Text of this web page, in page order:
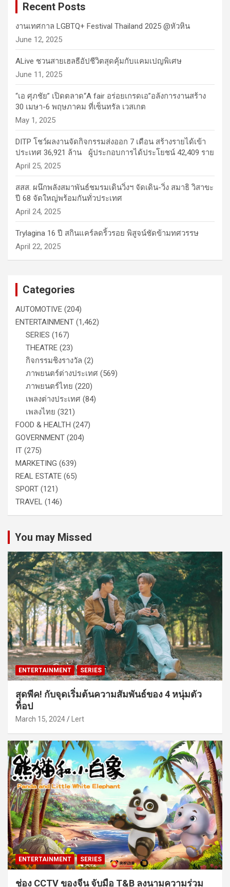
Recent Posts
งานเทศกาล LGBTQ+ Festival Thailand 2025 @หัวหิน
June 12, 2025
ALive ชวนสายเฮลธีอัปชีวิตสุดคุ้มกับแคมเปญพิเศษ
June 11, 2025
“เอ ศุภชัย” เปิดตลาด“A fair อร่อยเกรดเอ”อลังการงานสร้าง
30 เมษา-6 พฤษภาคม ที่เซ็นทรัล เวสเกต
May 1, 2025
DITP โชว์ผลงานจัดกิจกรรมส่งออก 7 เดือน สร้างรายได้เข้า
ประเทศ 36,921 ล้าน ผู้ประกอบการได้ประโยชน์ 42,409 ราย
April 25, 2025
สสส. ผนึกพลังสมาพันธ์ชมรมเดินวิ่งฯ จัดเดิน-วิ่ง สมาธิ วิสาขะ
ปี 68 จัดใหญ่พร้อมกันทั่วประเทศ
April 24, 2025
Trylagina 16 ปี สกินแคร์ลดริ้วรอย พิสูจน์ชัดข้ามทศวรรษ
April 22, 2025
Categories
AUTOMOTIVE (204)
ENTERTAINMENT (1,462)
SERIES (167)
THEATRE (23)
กิจกรรมชิงรางวัล (2)
ภาพยนตร์ต่างประเทศ (569)
ภาพยนตร์ไทย (220)
เพลงต่างประเทศ (84)
เพลงไทย (321)
FOOD & HEALTH (247)
GOVERNMENT (204)
IT (275)
MARKETING (639)
REAL ESTATE (65)
SPORT (121)
TRAVEL (146)
You may Missed
ENTERTAINMENT SERIES
สุดพีค! กับจุดเริ่มต้นความสัมพันธ์ของ 4 หนุ่มตัว
ท็อป
March 15, 2024 Lert
ENTERTAINMENT SERIES
ช่อง CCTV ของจีน จับมือ T&B ลงนามความร่วม